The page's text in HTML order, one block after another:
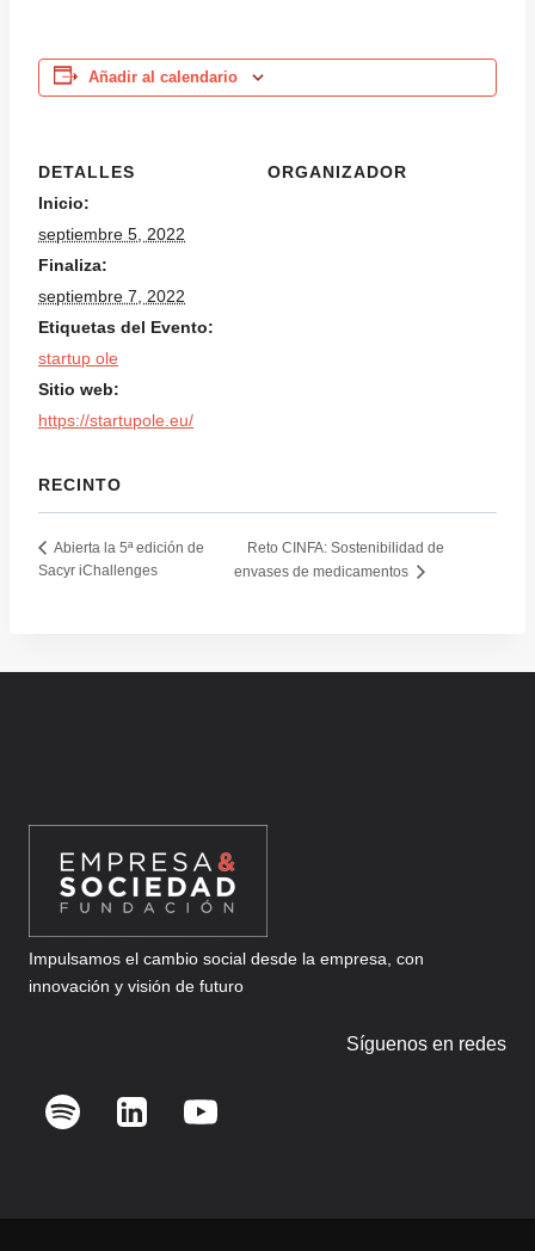
Añadir al calendario
DETALLES
Inicio:
septiembre 5, 2022
Finaliza:
septiembre 7, 2022
Etiquetas del Evento:
startup ole
Sitio web:
https://startupole.eu/
ORGANIZADOR
RECINTO
Abierta la 5ª edición de
Sacyr iChallenges
Reto CINFA: Sostenibilidad de
envases de medicamentos
Impulsamos el cambio social desde la empresa, con
innovación y visión de futuro
Síguenos en redes